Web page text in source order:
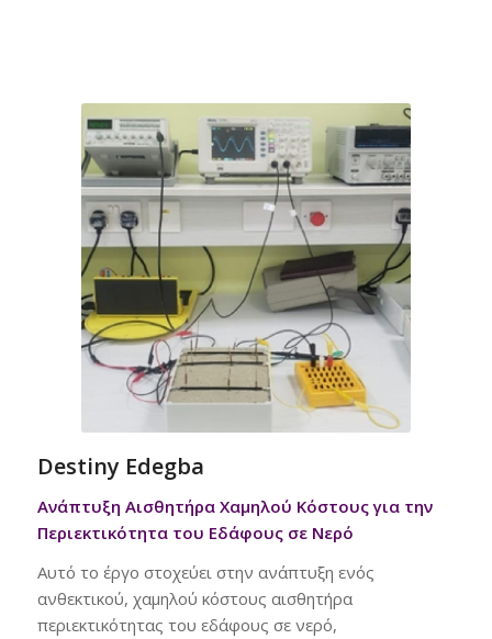
Destiny Edegba
Ανάπτυξη Αισθητήρα Χαμηλού Κόστους για την
Περιεκτικότητα του Εδάφους σε Νερό
Αυτό το έργο στοχεύει στην ανάπτυξη ενός
ανθεκτικού, χαμηλού κόστους αισθητήρα
περιεκτικότητας του εδάφους σε νερό,